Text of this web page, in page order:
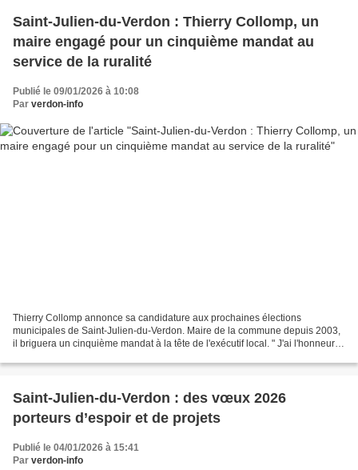
Saint-Julien-du-Verdon : Thierry Collomp, un
maire engagé pour un cinquième mandat au
service de la ruralité
Publié le 09/01/2026 à 10:08
Par verdon-info
Thierry Collomp annonce sa candidature aux prochaines élections
municipales de Saint-Julien-du-Verdon. Maire de la commune depuis 2003,
il briguera un cinquième mandat à la tête de l'exécutif local. " J'ai l'honneur
Saint-Julien-du-Verdon : des vœux 2026
porteurs d’espoir et de projets
Publié le 04/01/2026 à 15:41
Par verdon-info